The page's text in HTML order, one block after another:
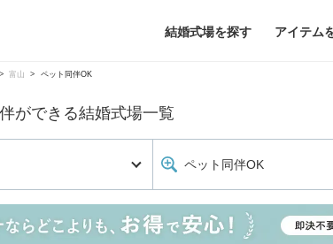
結婚式場を探す アイテム
Dress
ウエディングドレス
ウエディングドレス
（メーカー直
ブーケ
会場装花
富山 ペット同伴OK
ができる結婚式場一覧
ペット同伴OK